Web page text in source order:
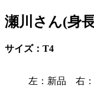
瀬川さん(身
サイズ：T4
左：新品 右